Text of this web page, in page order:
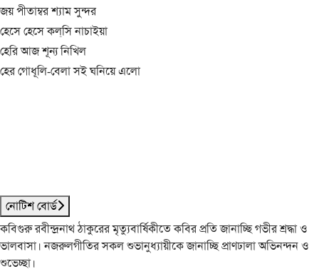
জয় পীতাম্বর শ্যাম সুন্দর
হেসে হেসে কল্‌সি নাচাইয়া
হেরি আজ শূন্য নিখিল
হের গোধূলি-বেলা সই ঘনিয়ে এলো
নোটিশ বোর্ড
কবিগুরু রবীন্দ্রনাথ ঠাকুরের মৃত্যুবার্ষিকীতে কবির প্রতি জানাচ্ছি গভীর শ্রদ্ধা ও
ভালবাসা। নজরুলগীতির সকল শুভানুধ্যায়ীকে জানাচ্ছি প্রাণঢালা অভিনন্দন ও
শুভেচ্ছা।